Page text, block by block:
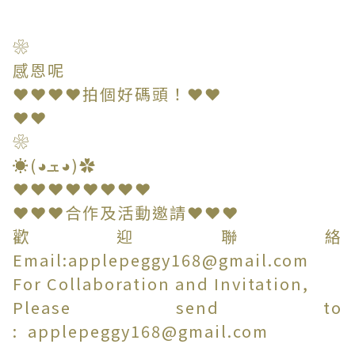
❀
感恩呢
❤❤❤❤拍個好碼頭！❤❤
❤❤
❀
☀(◕ܫ◕)✿
❤❤❤❤❤❤❤❤
❤❤❤合作及活動邀請❤❤❤
歡迎聯絡
Email:applepeggy168@gmail.com
For Collaboration and Invitation,
Please send to
: applepeggy168@gmail.com